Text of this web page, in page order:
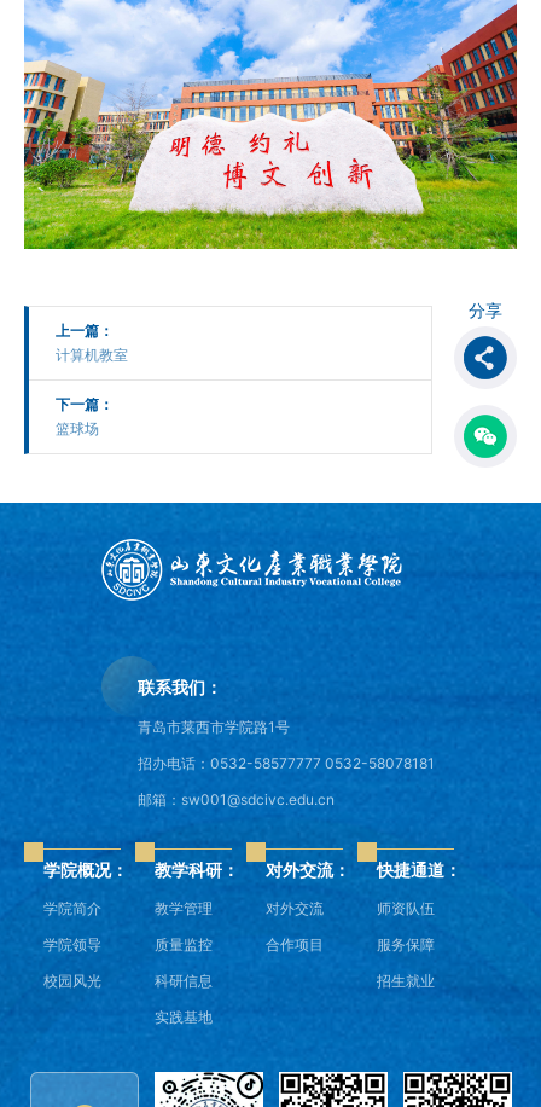
上一篇：
计算机教室
下一篇：
篮球场
分享
联系我们：
青岛市莱西市学院路1号
招办电话：0532-58577777 0532-58078181
邮箱：sw001@sdcivc.edu.cn
学院概况：
学院简介
学院领导
校园风光
教学科研：
教学管理
质量监控
科研信息
实践基地
对外交流：
对外交流
合作项目
快捷通道：
师资队伍
服务保障
招生就业